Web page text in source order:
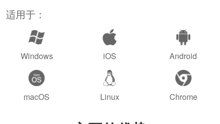
适用于：
Windows iOS Android
macOS Linux Chrome